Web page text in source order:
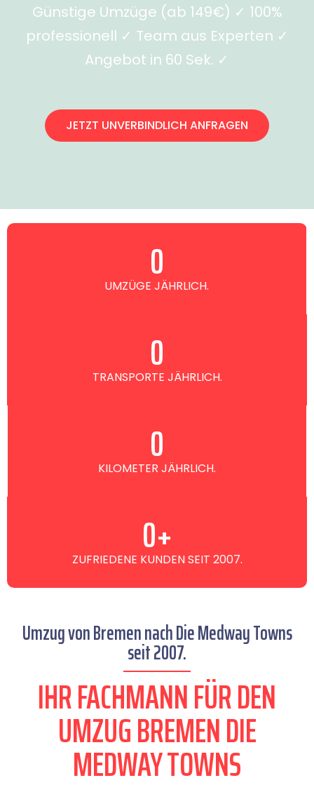
Günstige Umzüge (ab 149€) ✓ 100%
professionell ✓ Team aus Experten ✓
Angebot in 60 Sek. ✓
JETZT UNVERBINDLICH ANFRAGEN
UMZÜGE JÄHRLICH.
0
TRANSPORTE JÄHRLICH.
0
KILOMETER JÄHRLICH.
0
ZUFRIEDENE KUNDEN SEIT 2007.
0+
Umzug von Bremen nach Die Medway Towns
seit 2007.
IHR FACHMANN FÜR DEN
UMZUG BREMEN DIE
MEDWAY TOWNS